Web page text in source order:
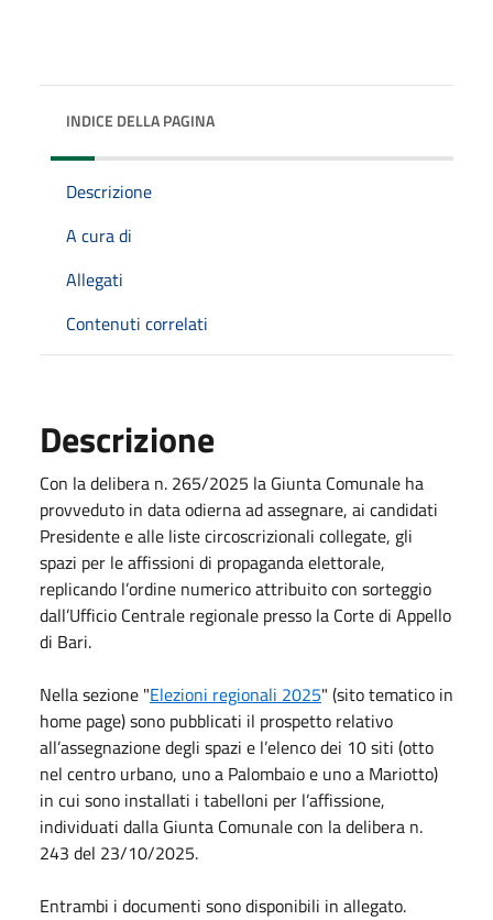
INDICE DELLA PAGINA
Descrizione
A cura di
Allegati
Contenuti correlati
Descrizione
Con la delibera n. 265/2025 la Giunta Comunale ha
provveduto in data odierna ad assegnare, ai candidati
Presidente e alle liste circoscrizionali collegate, gli
spazi per le affissioni di propaganda elettorale,
replicando l’ordine numerico attribuito con sorteggio
dall’Ufficio Centrale regionale presso la Corte di Appello
di Bari.
Nella sezione "Elezioni regionali 2025" (sito tematico in
home page) sono pubblicati il prospetto relativo
all’assegnazione degli spazi e l’elenco dei 10 siti (otto
nel centro urbano, uno a Palombaio e uno a Mariotto)
in cui sono installati i tabelloni per l’affissione,
individuati dalla Giunta Comunale con la delibera n.
243 del 23/10/2025.
Entrambi i documenti sono disponibili in allegato.